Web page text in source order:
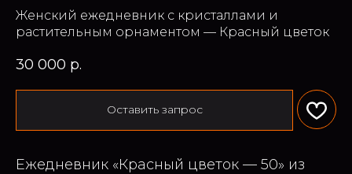
Женский ежедневник с кристаллами и
растительным орнаментом — Красный цветок
30 000 р.
Оставить запрос
Ежедневник «Красный цветок — 50» из